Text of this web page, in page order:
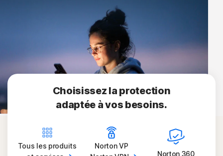
Choisissez la protection
adaptée à vos besoins.
Tous les produits
Norton VP
Norton 360